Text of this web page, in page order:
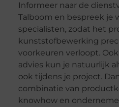
Informeer naar de
Talboom en bespreek je
specialisten, zodat het
kunststofbewerking
voorkeuren verloopt.
advies kun je natuurlijk
ook tijdens je project.
combinatie van
knowhow en